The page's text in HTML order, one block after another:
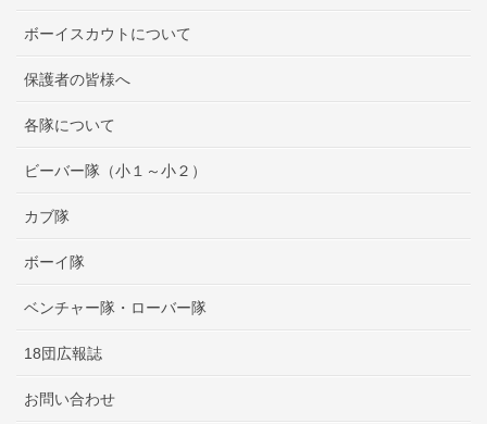
ボーイスカウトについて
保護者の皆様へ
各隊について
ビーバー隊（小１～小２）
カブ隊
ボーイ隊
ベンチャー隊・ローバー隊
18団広報誌
お問い合わせ